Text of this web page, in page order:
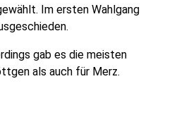
Im ersten Wahlgang
gab es die meisten
als auch für Merz.